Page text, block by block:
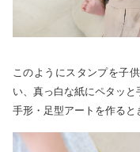
このようにスタンプを子
い、真っ白な紙にペタッ
手形・足型アートを作ると